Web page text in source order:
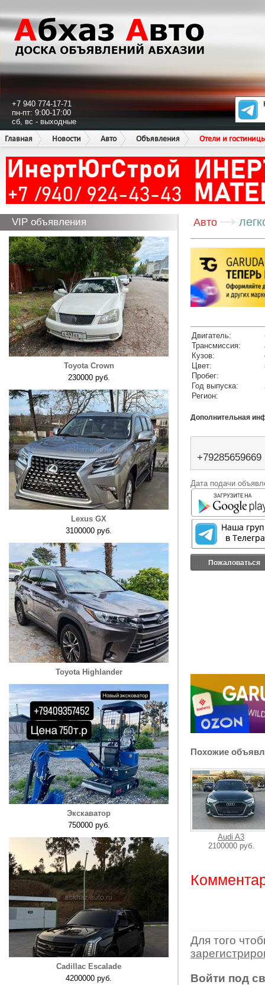
+7 940 774-17-71
пн-пт: 9:00-17:00
сб, вс - выходные
Главная
Новости Авто Объявления Отели и
VIP объявления
Toyota Crown
230000 руб.
Lexus GX
3100000 руб.
Toyota Highlander
Экскаватор
750000 руб.
Cadillac Escalade
4200000 руб.
Авто
Двигатель:
Трансмиссия:
Кузов:
Цвет:
Пробег:
Год выпуска:
Регион:
Дополнительная
+79285659669
Дата подачи
Пожаловаться
Похожие
Audi A3
2100000 руб.
Для того
Войти под